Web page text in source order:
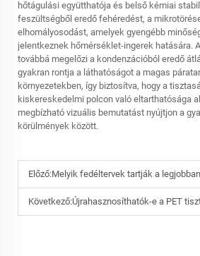
hőtágulási együtthatója és belső kémiai
feszültségből eredő fehéredést, a
elhomályosodást, amelyek gyengébb
jelentkeznek hőmérséklet-ingerek hatására.
továbbá megelőzi a kondenzációból eredő
gyakran rontja a láthatóságot a magas
környezetekben, így biztosítva, hogy a
kiskereskedelmi polcon való eltarthatósága
megbízható vizuális bemutatást nyújtjon a
körülmények között.
Előző:Melyik fedéltervek tartják a legjobban meg a ropogós állagot a PET
Következő:Újrahasznosíthatók-e a PET tisztán látható